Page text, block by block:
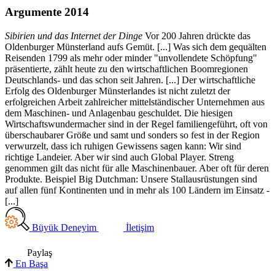
Argumente 2014
Sibirien und das Internet der Dinge Vor 200 Jahren drückte das
Oldenburger Münsterland aufs Gemüt. [...] Was sich dem gequälten
Reisenden 1799 als mehr oder minder "unvollendete Schöpfung"
präsentierte, zählt heute zu den wirtschaftlichen Boomregionen
Deutschlands- und das schon seit Jahren. [...] Der wirtschaftliche
Erfolg des Oldenburger Münsterlandes ist nicht zuletzt der
erfolgreichen Arbeit zahlreicher mittelständischer Unternehmen aus
dem Maschinen- und Anlagenbau geschuldet. Die hiesigen
Wirtschaftswundermacher sind in der Regel familiengeführt, oft von
überschaubarer Größe und samt und sonders so fest in der Region
verwurzelt, dass ich ruhigen Gewissens sagen kann: Wir sind
richtige Landeier. Aber wir sind auch Global Player. Streng
genommen gilt das nicht für alle Maschinenbauer. Aber oft für deren
Produkte. Beispiel Big Dutchman: Unsere Stallausrüstungen sind
auf allen fünf Kontinenten und in mehr als 100 Ländern im Einsatz -
[...]
Büyük Deneyim İletişim
Paylaş
En Başa